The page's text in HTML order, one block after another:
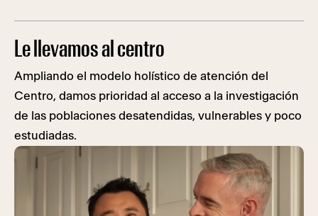
Le llevamos al centro
Ampliando el modelo holístico de atención del
Centro, damos prioridad al acceso a la investigación
de las poblaciones desatendidas, vulnerables y poco
estudiadas.